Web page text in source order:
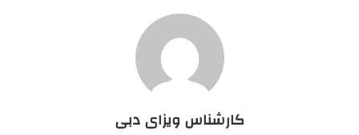
کارشناس ویزای دبی